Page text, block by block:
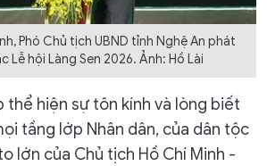
Phó Chủ tịch UBND tỉnh Nghệ An phát
Lễ hội Làng Sen 2026. Ảnh: Hồ Lài
thể hiện sự tôn kính và lòng biết
tầng lớp Nhân dân, của dân tộc
lớn của Chủ tịch Hồ Chí Minh -